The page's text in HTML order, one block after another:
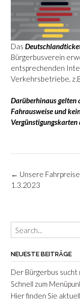
Das
Bürgerbusverein
entsprechenden
Verkehrsbetriebe,
Darüberhinaus gelten
Fahrausweise und
Vergünstigungskarten
Post
navigation
← Unsere
1.3.2023
NEUESTE BEITRÄGE
Der Bürgerbus
Schnell zum
Hier finden Sie